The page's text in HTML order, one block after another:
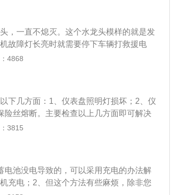
包括动力装置的整个机器（如汽油发动
机（汽油发动机等）、外燃机（斯特林发
、电动机等。
，一直不熄灭。这个水龙头模样的就是发
故障灯长亮时就需要停下车辆打救援电
下，发动机故障灯长亮其实并不是很大的
故障灯亮了，那么很有可能是发动机燃烧
、发动机汽缸内部不干净、有沉积的积
旦发动机故障灯亮起，大多数情况是不会
动机故障灯是ECU发出的，也就是发动机
个发动机的所有电子设备，例如电子节气
的话，有以下几个原因，第一，是因为汽
燃烧不够充分使污染灯亮了，还会产生积
端积碳会导致雾化不良，这样子燃烧不充
4868
下几方面：1、仪表盘照明灯损坏；2、仪
丝熔断。主要检查以上几方面即可解决
熔断可以更换；将仪表盘拆开，照明灯一
3815
池没电导致的，可以采用充电的办法解
充电；2、但这个方法有些麻烦，除非您